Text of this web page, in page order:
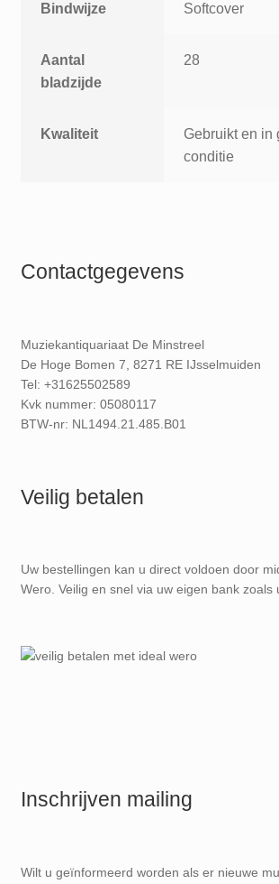
Bindwijze Softcover
Aantal
bladzijde
28
Kwaliteit
Gebruikt en in
conditie
Contactgegevens
Muziekantiquariaat De Minstreel
De Hoge Bomen 7, 8271 RE IJsselmuiden
Tel: +31625502589
Kvk nummer: 05080117
BTW-nr: NL1494.21.485.B01
Veilig betalen
Uw bestellingen kan u direct voldoen door
Wero. Veilig en snel via uw eigen bank zoals
Inschrijven mailing
Wilt u geïnformeerd worden als er nieuwe